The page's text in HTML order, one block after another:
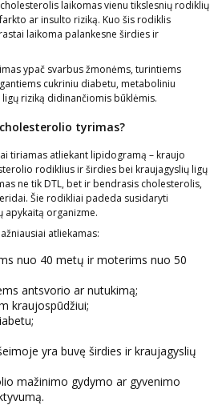
laikomas vienu tikslesnių rodiklių
ar insulto riziką. Kuo šis rodiklis
laikoma palankesne širdies ir
ypač svarbus žmonėms, turintiems
cukriniu diabetu, metaboliniu
riziką didinančiomis būklėmis.
tyrimas?
tiriamas atliekant lipidogramą – kraujo
rodiklius ir širdies bei kraujagyslių ligų
ne tik DTL, bet ir bendrasis cholesterolis,
Šie rodikliai padeda susidaryti
apykaitą organizme.
atliekamas:
nuo 40 metų ir moterims nuo 50
antsvorio ar nutukimą;
kraujospūdžiui;
yra buvę širdies ir kraujagyslių
mažinimo gydymo ar gyvenimo